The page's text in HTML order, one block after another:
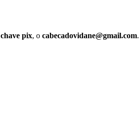
chave pix, o cabecadovidane@gmail.com.